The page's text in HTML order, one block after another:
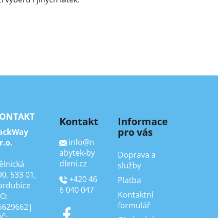
533 01,
Kontakt
info@n
abytek-by
dleni.cz
+420 46
6 040 047
Informace
pro vás
Doprava a
služby
Platba
Kontaktní
formulář